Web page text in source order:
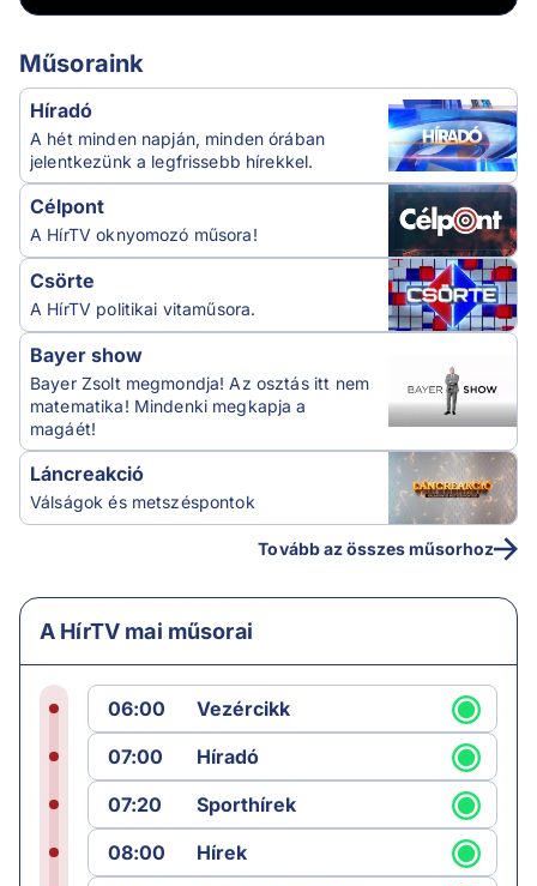
Műsoraink
Híradó
A hét minden napján, minden órában
jelentkezünk a legfrissebb hírekkel.
Célpont
A HírTV oknyomozó műsora!
Csörte
A HírTV politikai vitaműsora.
Bayer show
Bayer Zsolt megmondja! Az osztás itt nem
matematika! Mindenki megkapja a
magáét!
Láncreakció
Válságok és metszéspontok
Tovább az összes műsorhoz
A HírTV mai műsorai
06:00
Vezércikk
07:00
Híradó
07:20
Sporthírek
08:00
Hírek